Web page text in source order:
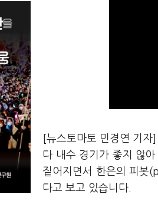
[뉴스토마토 민경연 기
다 내수 경기가 좋지 않
짙어지면서 한은의 피봇
다고 보고 있습니다.